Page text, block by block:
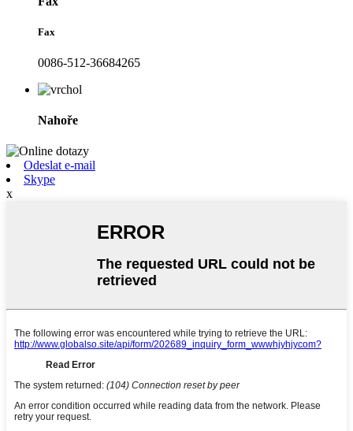
Fax
0086-512-36684265
Nahoře
Odeslat e-mail
Skype
x